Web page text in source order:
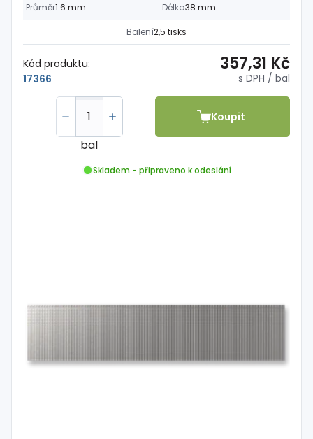
Průměr1.6 mm Délka38 mm
Balení2,5 tisks
Kód produktu:
17366
357,31 Kč
s DPH / bal
bal
Koupit
Skladem - připraveno k odeslání